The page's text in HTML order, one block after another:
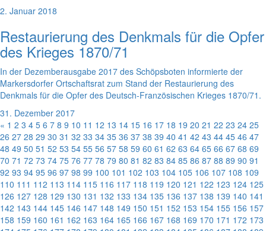
2. Januar 2018
Restaurierung des Denkmals für die Opfer
des Krieges 1870/71
In der Dezemberausgabe 2017 des Schöpsboten informierte der
Markersdorfer Ortschaftsrat zum Stand der Restaurierung des
Denkmals für die Opfer des Deutsch-Französischen Krieges 1870/71.
31. Dezember 2017
« 1 2 3 4 5 6 7 8 9 10 11 12 13 14 15 16 17 18 19 20 21 22 23 24 25
26 27 28 29 30 31 32 33 34 35 36 37 38 39 40 41 42 43 44 45 46 47
48 49 50 51 52 53 54 55 56 57 58 59 60 61 62 63 64 65 66 67 68 69
70 71 72 73 74 75 76 77 78 79 80 81 82 83 84 85 86 87 88 89 90 91
92 93 94 95 96 97 98 99 100 101 102 103 104 105 106 107 108 109
110 111 112 113 114 115 116 117 118 119 120 121 122 123 124 125
126 127 128 129 130 131 132 133 134 135 136 137 138 139 140 141
142 143 144 145 146 147 148 149 150 151 152 153 154 155 156 157
158 159 160 161 162 163 164 165 166 167 168 169 170 171 172 173